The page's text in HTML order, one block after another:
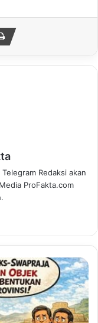
Redaksi akan
ProFakta.com